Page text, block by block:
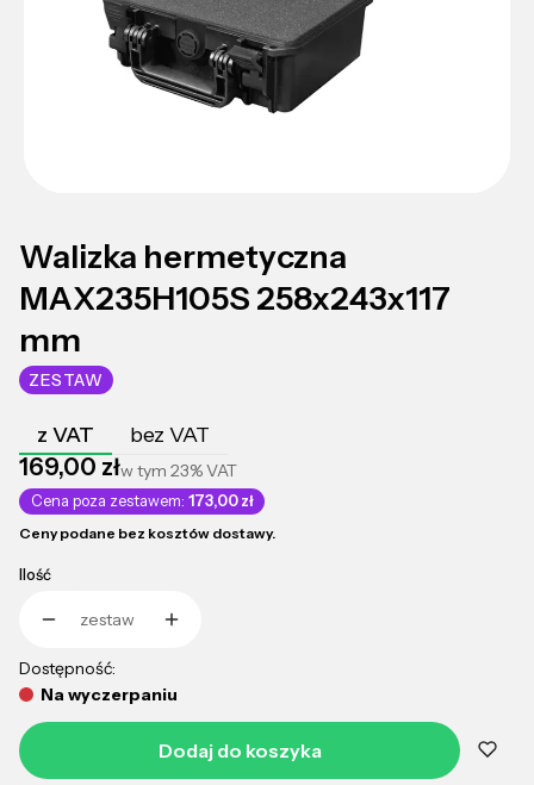
Walizka hermetyczna
MAX235H105S 258x243x117
mm
ZESTAW
z VAT bez VAT
Cena
169,00 złw tym 23%VAT
Cena poza zestawem: 173,00 zł
Ceny podane bez kosztów dostawy.
Ilość
zestaw
Dostępność:
Na wyczerpaniu
Dodaj do koszyka